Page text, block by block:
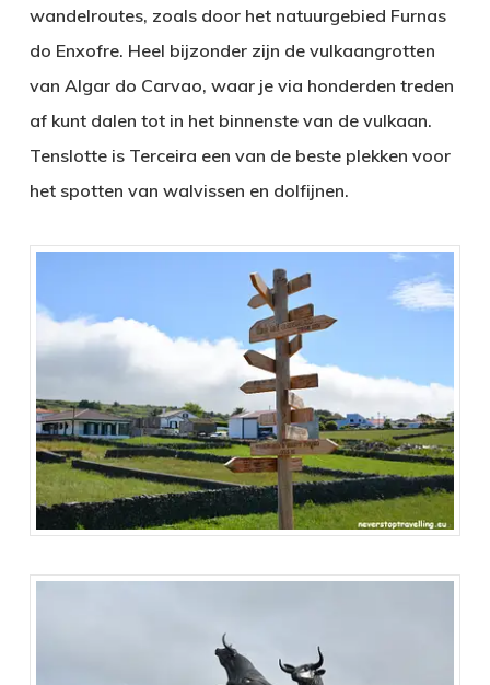
wandelroutes, zoals door het natuurgebied Furnas
do Enxofre. Heel bijzonder zijn de vulkaangrotten
van Algar do Carvao, waar je via honderden treden
af kunt dalen tot in het binnenste van de vulkaan.
Tenslotte is Terceira een van de beste plekken voor
het spotten van walvissen en dolfijnen.